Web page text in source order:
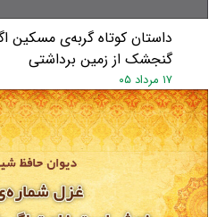
داستان کوتاه گربه‌ی مسکین
گنجشک از زمین برداشتی
۱۷ مرداد ۰۵